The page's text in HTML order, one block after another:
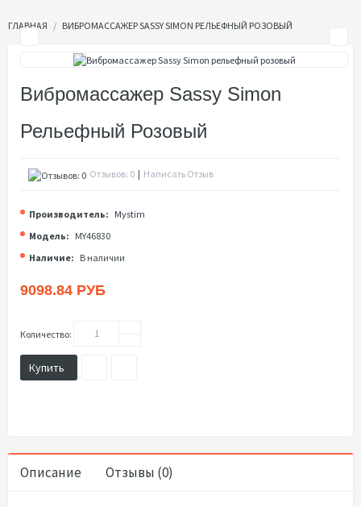
ГЛАВНАЯ ВИБРОМАССАЖЕР SASSY SIMON РЕЛЬЕФНЫЙ РОЗОВЫЙ
Вибромассажер Sassy Simon
Рельефный Розовый
Отзывов: 0 | Написать Отзыв
Производитель: Mystim
Модель: MY46830
Наличие: В наличии
9098.84 РУБ
Количество:
Купить
Описание Отзывы (0)